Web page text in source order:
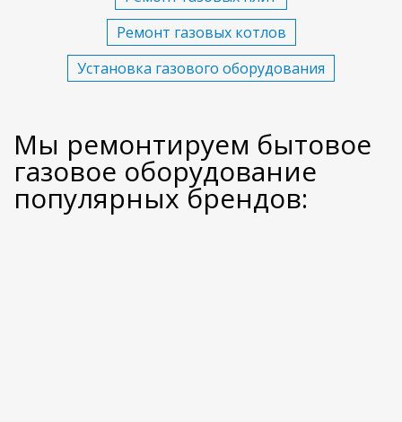
Ремонт газовых котлов
Установка газового оборудования
Мы ремонтируем бытовое
газовое оборудование
популярных брендов: